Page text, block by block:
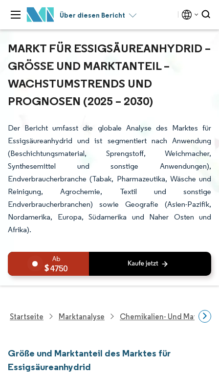
Über diesen Bericht
MARKT FÜR ESSIGSÄUREANHYDRID –
GRÖSSE UND MARKTANTEIL – W
ACHSTUMSTRENDS UND P
ROGNOSEN (2025 – 2030)
Der Bericht umfasst die globale Analyse des Marktes für
Essigsäureanhydrid und ist segmentiert nach Anwendung
(Beschichtungsmaterial, Sprengstoff, Weichmacher,
Synthesemittel und sonstige Anwendungen),
Endverbraucherbranche (Tabak, Pharmazeutika, Wäsche und
Reinigung, Agrochemie, Textil und sonstige
Endverbraucherbranchen) sowie Geografie (Asien-Pazifik,
Nordamerika, Europa, Südamerika und Naher Osten und
Afrika).
4750
Startseite Marktanalyse Chemikalien- Und
Größe und Marktanteil des Marktes für
Essigsäureanhydrid